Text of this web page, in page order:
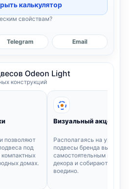
калькулятор
свойствам?
Telegram Email
Odeon Light
конструкций
позволяют
под
компактных
домах.
Визуальный акцент
Располагаясь на уровне
подвесы бренда
самостоятельным
декора и собирают
воедино.